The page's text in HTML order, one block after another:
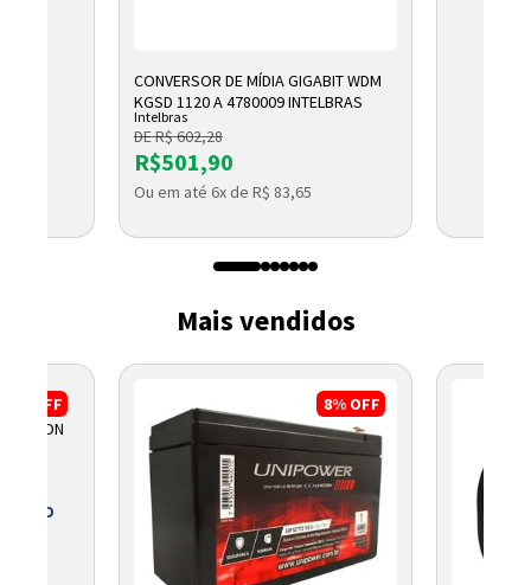
CONVERSOR DE MÍDIA GIGABIT WDM
KGSD 1120 A 4780009 INTELBRAS
Intelbras
DE R$ 602,28
R$501,90
Ou em até 6x de R$ 83,65
Mais vendidos
OFF
8% OFF